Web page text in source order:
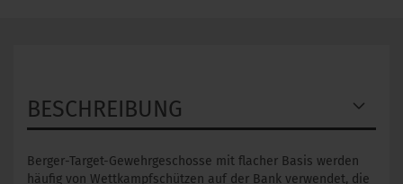
BESCHREIBUNG
Berger-Target-Gewehrgeschosse mit flacher Basis werden
häufig von Wettkampfschützen auf der Bank verwendet, die